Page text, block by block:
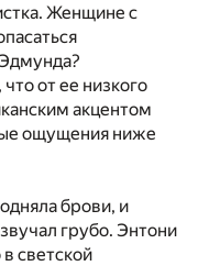
Женщине с
от ее низкого
акцентом
ощущения ниже
брови, и
грубо. Энтони
светской